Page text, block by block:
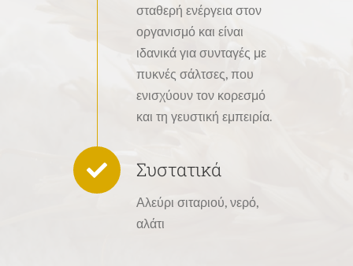
σταθερή ενέργεια στον
οργανισμό και είναι
ιδανικά για συνταγές με
πυκνές σάλτσες, που
ενισχύουν τον κορεσμό
και τη γευστική εμπειρία.
Συστατικά
Αλεύρι σιταριού, νερό,
αλάτι